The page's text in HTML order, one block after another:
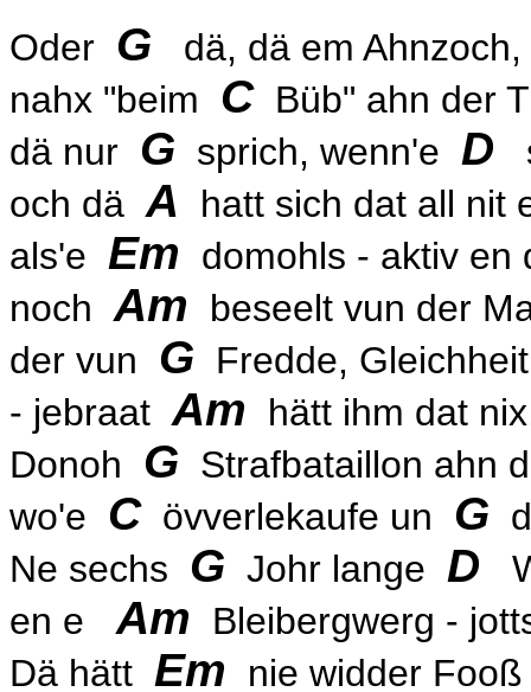
Oder G dä, dä em
nahx "beim CBüb" ahn der
dä nur G sprich, wenn'e D
och dä A hatt sich dat all
als'e Em domohls - aktiv
noch Am beseelt vun der
der vun G Fredde,
- jebraat Am hätt ihm dat
Donoh G Strafbataillon
wo'e Cövverlekaufe un G
Ne sechs G Johr lange D
en e Am Bleibergwerg -
Dä hätt Em nie widder